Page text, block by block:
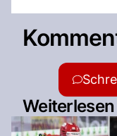
Weiterlesen